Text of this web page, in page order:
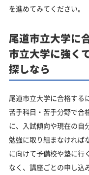
を進めてみてください。
尾道市立大学に
市立大学に強く
探しなら
尾道市立大学に合格する
苦手科目・苦手分野で合
に、入試傾向や現在の自
勉強に取り組まなければ
に向けて予備校や塾に行
なく、講座ごとの申し込